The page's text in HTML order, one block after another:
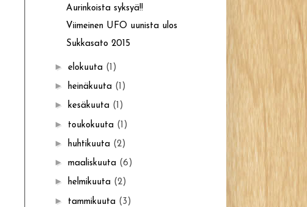
Aurinkoista syksyä!!
Viimeinen UFO uunista ulos
Sukkasato 2015
► elokuuta (1)
► heinäkuuta (1)
► kesäkuuta (1)
► toukokuuta (1)
► huhtikuuta (2)
► maaliskuuta (6)
► helmikuuta (2)
► tammikuuta (3)